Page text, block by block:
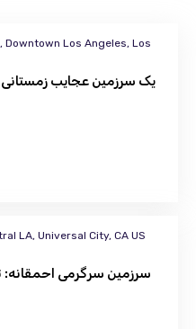
Los Angeles, Los
LA, Universal City, CA US
سرزمین سرگرمی احمقانه: